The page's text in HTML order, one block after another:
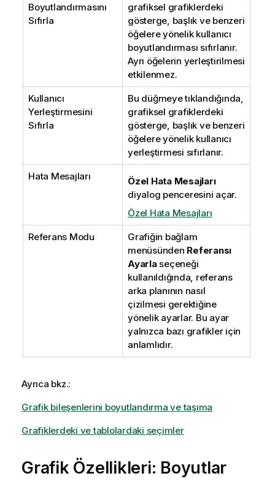
Boyutlandırmasını
Sıfırla
grafiksel grafiklerdeki
gösterge, başlık ve benzeri
öğelere yönelik kullanıcı
boyutlandırması sıfırlanır.
Ayrı öğelerin yerleştirilmesi
etkilenmez.
Kullanıcı
Yerleştirmesini
Sıfırla
Bu düğmeye tıklandığında,
grafiksel grafiklerdeki
gösterge, başlık ve benzeri
öğelere yönelik kullanıcı
yerleştirmesi sıfırlanır.
Hata Mesajları
Özel Hata Mesajları
diyalog penceresini açar.
Özel Hata Mesajları
Referans Modu
Grafiğin bağlam
menüsünden Referansı
Ayarlaseçeneği
kullanıldığında, referans
arka planının nasıl
çizilmesi gerektiğine
yönelik ayarlar. Bu ayar
yalnızca bazı grafikler için
anlamlıdır.
Ayrıca bkz.:
Grafik bileşenlerini boyutlandırma ve taşıma
Grafiklerdeki ve tablolardaki seçimler
Grafik Özellikleri: Boyutlar